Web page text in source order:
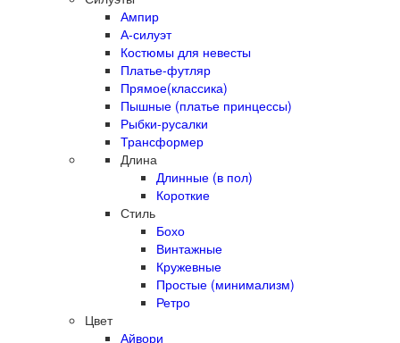
Ампир
А-силуэт
Костюмы для невесты
Платье-футляр
Прямое(классика)
Пышные (платье принцессы)
Рыбки-русалки
Трансформер
Длина
Длинные (в пол)
Короткие
Стиль
Бохо
Винтажные
Кружевные
Простые (минимализм)
Ретро
Цвет
Айвори